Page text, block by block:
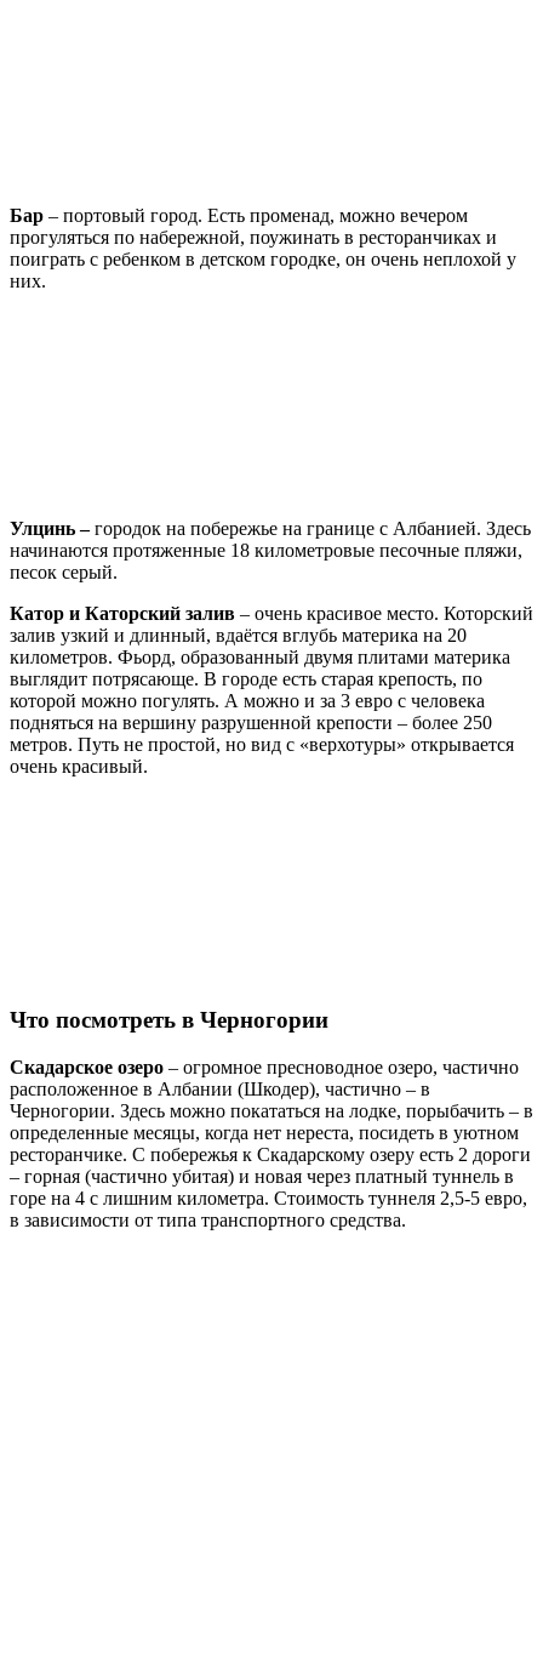
Бар – портовый город. Есть променад, можно вечером
прогуляться по набережной, поужинать в ресторанчиках и
поиграть с ребенком в детском городке, он очень неплохой у
них.
Улцинь –городок на побережье на границе с Албанией. Здесь
начинаются протяженные 18 километровые песочные пляжи,
песок серый.
Катор и Каторский залив – очень красивое место. Которский
залив узкий и длинный, вдаётся вглубь материка на 20
километров. Фьорд, образованный двумя плитами материка
выглядит потрясающе. В городе есть старая крепость, по
которой можно погулять. А можно и за 3 евро с человека
подняться на вершину разрушенной крепости – более 250
метров. Путь не простой, но вид с «верхотуры» открывается
очень красивый.
Что посмотреть в Черногории
Скадарское озеро – огромное пресноводное озеро, частично
расположенное в Албании (Шкодер), частично – в
Черногории. Здесь можно покататься на лодке, порыбачить – в
определенные месяцы, когда нет нереста, посидеть в уютном
ресторанчике. С побережья к Скадарскому озеру есть 2 дороги
– горная (частично убитая) и новая через платный туннель в
горе на 4 с лишним километра. Стоимость туннеля 2,5-5 евро,
в зависимости от типа транспортного средства.